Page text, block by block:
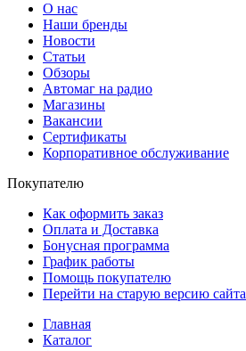
О нас
Наши бренды
Новости
Статьи
Обзоры
Автомаг на радио
Магазины
Вакансии
Сертификаты
Корпоративное обслуживание
Покупателю
Как оформить заказ
Оплата и Доставка
Бонусная программа
График работы
Помощь покупателю
Перейти на старую версию сайта
Главная
Каталог